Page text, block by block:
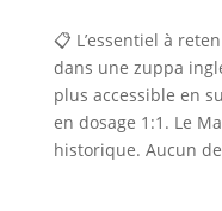
📋 L’essentiel à
dans une zuppa
plus accessible en
en dosage 1:1. Le
historique. Aucun